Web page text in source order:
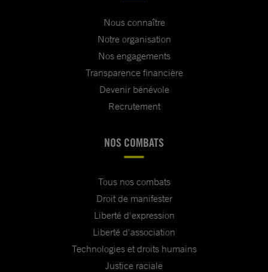
Nous connaître
Notre organisation
Nos engagements
Transparence financière
Devenir bénévole
Recrutement
NOS COMBATS
Tous nos combats
Droit de manifester
Liberté d'expression
Liberté d'association
Technologies et droits humains
Justice raciale